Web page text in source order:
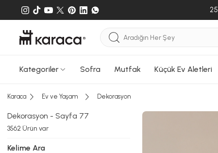
Kategoriler Sofra Mutfak Küçük Ev Aletleri
Karaca Ev ve Yaşam Dekorasyon
Dekorasyon - Sayfa 77
3562 Ürün var
Kelime Ara